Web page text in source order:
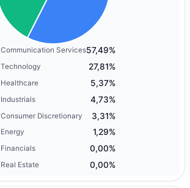
Communication Services57,49%
Technology 27,81%
Healthcare 5,37%
Industrials 4,73%
Consumer Discretionary 3,31%
Energy 1,29%
Financials 0,00%
Real Estate 0,00%